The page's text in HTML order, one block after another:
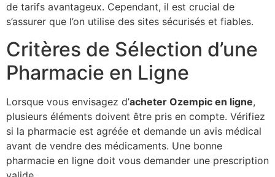
de tarifs avantageux. Cependant, il est crucial de
s’assurer que l’on utilise des sites sécurisés et fiables.
Critères de Sélection d’une
Pharmacie en Ligne
Lorsque vous envisagez d’acheter Ozempic en ligne,
plusieurs éléments doivent être pris en compte. Vérifiez
si la pharmacie est agréée et demande un avis médical
avant de vendre des médicaments. Une bonne
pharmacie en ligne doit vous demander une prescription